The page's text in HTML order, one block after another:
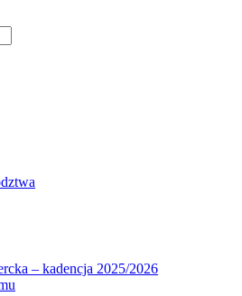
– kadencja 2025/2026